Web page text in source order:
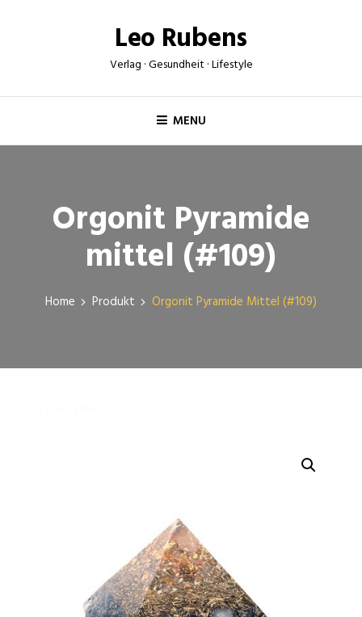
Leo Rubens
Verlag · Gesundheit · Lifestyle
MENU
Orgonit Pyramide
mittel (#109)
Home Produkt Orgonit Pyramide Mittel (#109)